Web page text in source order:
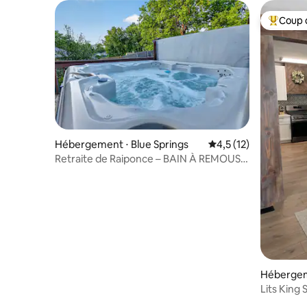
Hébergement ⋅ Blue Springs Évaluation moyenne
4,5 (12)
Retraite de Raiponce – BAIN À REMOUS –
Coups
Coup
Lits King